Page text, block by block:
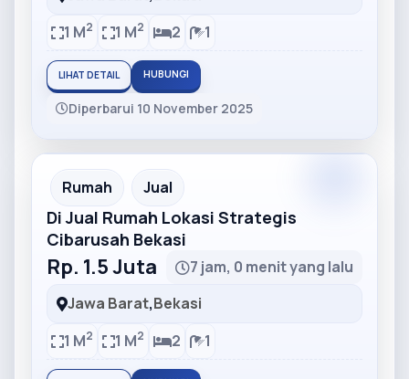
1 M2 1 M2 2 1
LIHAT DETAIL HUBUNGI
Diperbarui 10 November 2025
Partner Ad
Rumah Jual
Di Jual Rumah Lokasi Strategis
Cibarusah Bekasi
Rp. 1.5 Juta
7 jam, 0 menit yang lalu
Jawa Barat,Bekasi
1 M2 1 M2 2 1